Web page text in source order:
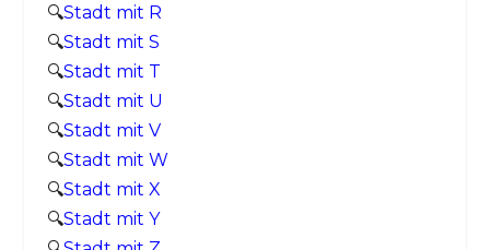
🔍Stadt mit R
🔍Stadt mit S
🔍Stadt mit T
🔍Stadt mit U
🔍Stadt mit V
🔍Stadt mit W
🔍Stadt mit X
🔍Stadt mit Y